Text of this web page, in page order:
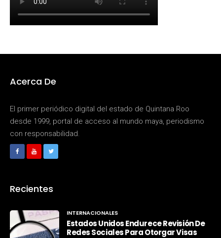
Acerca De
El primer periódico digital del estado de Quintana Roo
desde 1999, portal de acceso al mundo maya, periodismo
con responsabilidad.
Recientes
INTERNACIONALES
Estados Unidos Endurece Revisión De
Redes Sociales Para Otorgar Visas